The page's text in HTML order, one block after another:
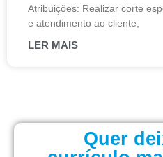
Atribuições: Realizar corte
e atendimento ao cliente;
LER MAIS
Quer